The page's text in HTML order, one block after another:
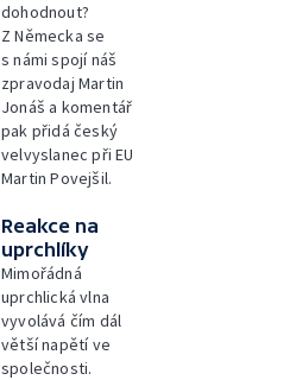
dohodnout?
Z Německa se
s námi spojí náš
zpravodaj Martin
Jonáš a komentář
pak přidá český
velvyslanec při EU
Martin Povejšil.
Reakce na
uprchlíky
Mimořádná
uprchlická vlna
vyvolává čím dál
větší napětí ve
společnosti.